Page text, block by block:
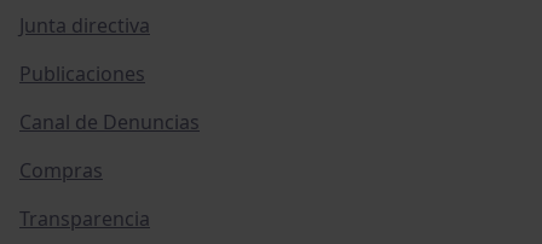
Junta directiva
Publicaciones
Canal de Denuncias
Compras
Transparencia